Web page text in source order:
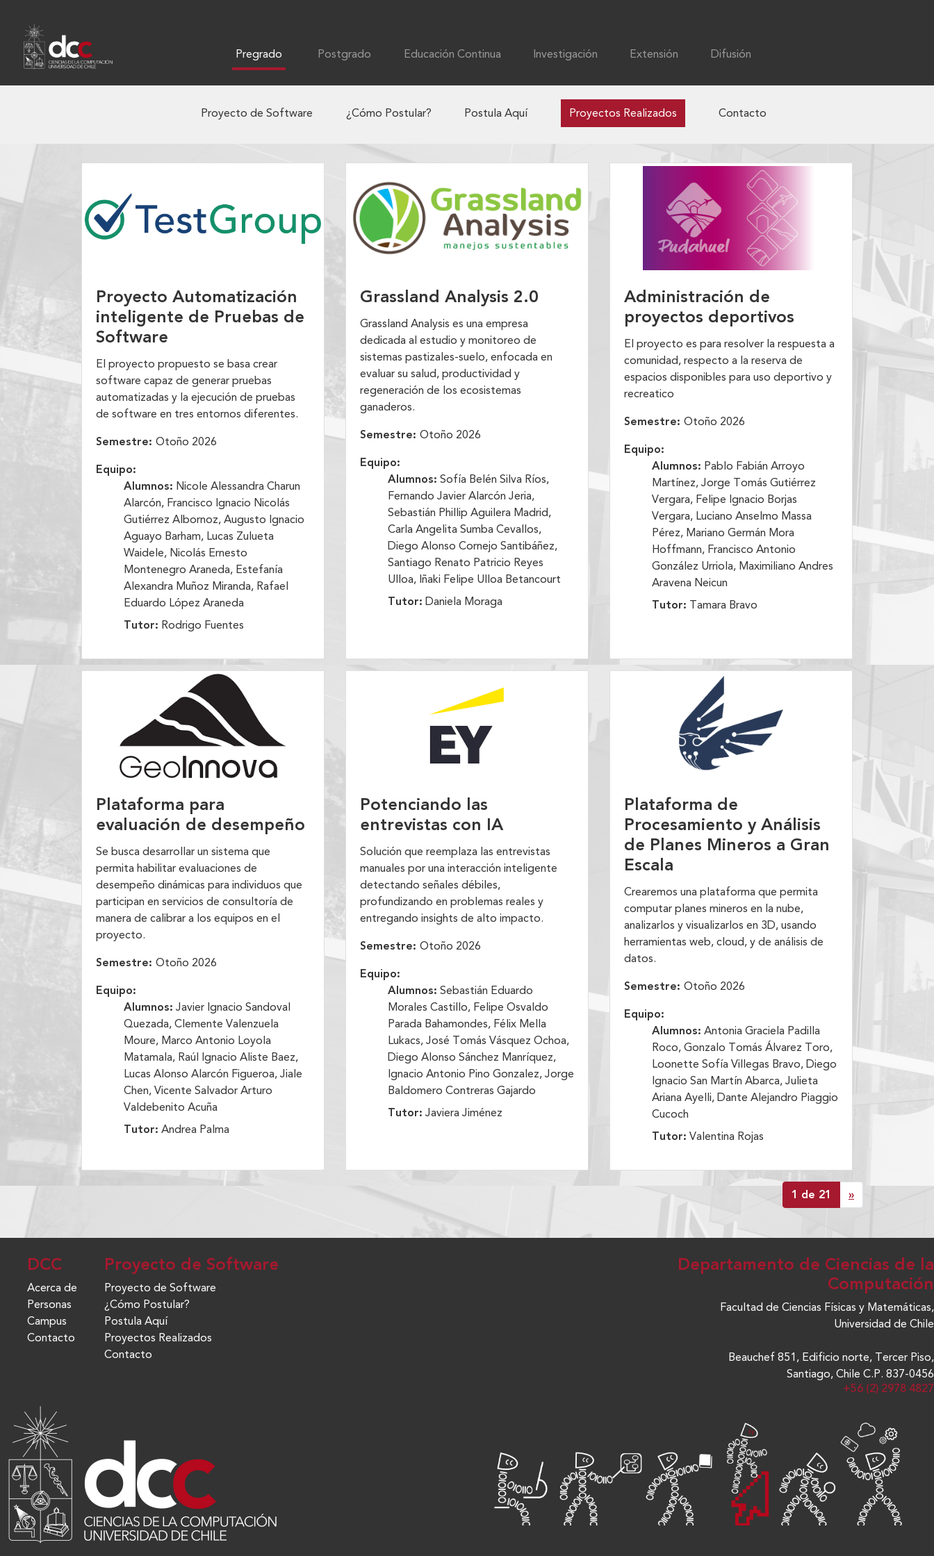
Pregrado Postgrado Educación Continua Investigación Extensión Difusión
Proyecto de Software ¿Cómo Postular? Postula Aquí Proyectos Realizados Contacto
Proyecto Automatización
inteligente de Pruebas de
Software
El proyecto propuesto se basa crear
software capaz de generar pruebas
automatizadas y la ejecución de pruebas
de software en tres entornos diferentes.
Semestre: Otoño 2026
Equipo:
Alumnos: Nicole Alessandra Charun
Alarcón, Francisco Ignacio Nicolás
Gutiérrez Albornoz, Augusto Ignacio
Aguayo Barham, Lucas Zulueta
Waidele, Nicolás Ernesto
Montenegro Araneda, Estefanía
Alexandra Muñoz Miranda, Rafael
Eduardo López Araneda
Tutor: Rodrigo Fuentes
Grassland Analysis 2.0
Grassland Analysis es una empresa
dedicada al estudio y monitoreo de
sistemas pastizales-suelo, enfocada en
evaluar su salud, productividad y
regeneración de los ecosistemas
ganaderos.
Semestre: Otoño 2026
Equipo:
Alumnos: Sofía Belén Silva Ríos,
Fernando Javier Alarcón Jeria,
Sebastián Phillip Aguilera Madrid,
Carla Angelita Sumba Cevallos,
Diego Alonso Cornejo Santibáñez,
Santiago Renato Patricio Reyes
Ulloa, Iñaki Felipe Ulloa Betancourt
Tutor: Daniela Moraga
Administración de
proyectos deportivos
El proyecto es para resolver la respuesta a
comunidad, respecto a la reserva de
espacios disponibles para uso deportivo y
recreatico
Semestre: Otoño 2026
Equipo:
Alumnos: Pablo Fabián Arroyo
Martínez, Jorge Tomás Gutiérrez
Vergara, Felipe Ignacio Borjas
Vergara, Luciano Anselmo Massa
Pérez, Mariano Germán Mora
Hoffmann, Francisco Antonio
González Urriola, Maximiliano Andres
Aravena Neicun
Tutor: Tamara Bravo
Plataforma para
evaluación de desempeño
Se busca desarrollar un sistema que
permita habilitar evaluaciones de
desempeño dinámicas para individuos que
participan en servicios de consultoría de
manera de calibrar a los equipos en el
proyecto.
Semestre: Otoño 2026
Equipo:
Alumnos: Javier Ignacio Sandoval
Quezada, Clemente Valenzuela
Moure, Marco Antonio Loyola
Matamala, Raúl Ignacio Aliste Baez,
Lucas Alonso Alarcón Figueroa, Jiale
Chen, Vicente Salvador Arturo
Valdebenito Acuña
Tutor: Andrea Palma
Potenciando las
entrevistas con IA
Solución que reemplaza las entrevistas
manuales por una interacción inteligente
detectando señales débiles,
profundizando en problemas reales y
entregando insights de alto impacto.
Semestre: Otoño 2026
Equipo:
Alumnos: Sebastián Eduardo
Morales Castillo, Felipe Osvaldo
Parada Bahamondes, Félix Mella
Lukacs, José Tomás Vásquez Ochoa,
Diego Alonso Sánchez Manríquez,
Ignacio Antonio Pino Gonzalez, Jorge
Baldomero Contreras Gajardo
Tutor: Javiera Jiménez
Plataforma de
Procesamiento y Análisis
de Planes Mineros a Gran
Escala
Crearemos una plataforma que permita
computar planes mineros en la nube,
analizarlos y visualizarlos en 3D, usando
herramientas web, cloud, y de análisis de
datos.
Semestre: Otoño 2026
Equipo:
Alumnos: Antonia Graciela Padilla
Roco, Gonzalo Tomás Álvarez Toro,
Loonette Sofía Villegas Bravo, Diego
Ignacio San Martín Abarca, Julieta
Ariana Ayelli, Dante Alejandro Piaggio
Cucoch
Tutor: Valentina Rojas
1 de 21 »
DCC
Acerca de
Personas
Campus
Contacto
Proyecto de Software
Proyecto de Software
¿Cómo Postular?
Postula Aquí
Proyectos Realizados
Contacto
Departamento de Ciencias de la
Computación
Facultad de Ciencias Físicas y Matemáticas,
Universidad de Chile
Beauchef 851, Edificio norte, Tercer Piso,
Santiago, Chile C.P. 837-0456
+56 (2) 2978 4827